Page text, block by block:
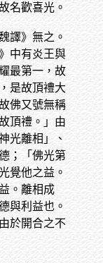
名歡喜光。
譯》無之。
中有炎王與
最第一，故
是故頂禮大
佛又號無稱
頂禮。」由
光離相」、
；「佛光第
覺他之益。
。離相成
與利益也。
於開合之不